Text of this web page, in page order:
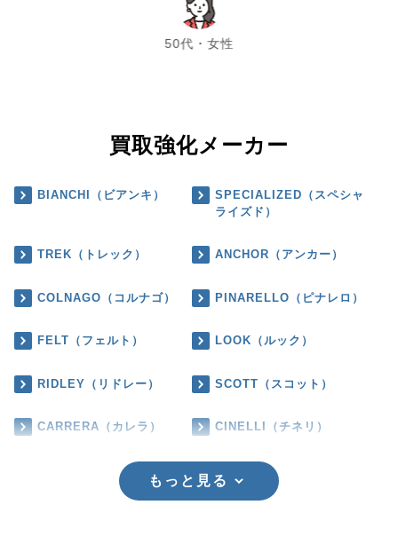
50代・女性
chevron_left chevron_right
買取強化メーカー
BIANCHI（ビアンキ）
SPECIALIZED（スペシャ
ライズド）
TREK（トレック） ANCHOR（アンカー）
COLNAGO（コルナゴ） PINARELLO（ピナレロ）
FELT（フェルト） LOOK（ルック）
RIDLEY（リドレー） SCOTT（スコット）
CARRERA（カレラ） CINELLI（チネリ）
もっと見る